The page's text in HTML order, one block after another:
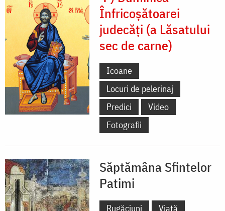
Înfricoșătoarei
judecăți (a Lăsatului
sec de carne)
Icoane
Locuri de pelerinaj
Predici
Video
Fotografii
Săptămâna Sfintelor
Patimi
Rugăciuni
Viață